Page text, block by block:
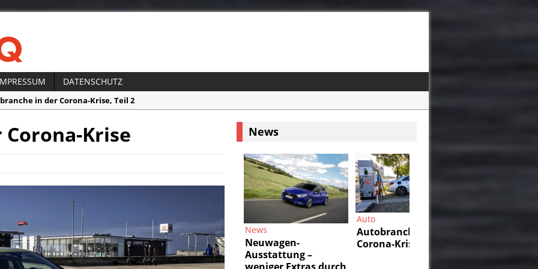
DATENSCHUTZ
in der Corona-Krise, Teil 2
Assistenzsystem ISA macht Blitzer und Radarfallen überflüssig
Krise News
News
Neuwagen-
Ausstattung –
Auto
Autobranche in der
Corona-Krise, Teil 2